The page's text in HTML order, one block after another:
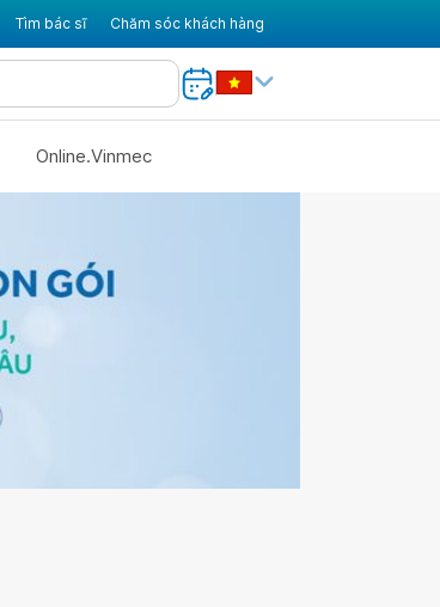
Tìm bác sĩ Chăm sóc khách hàng
Online.Vinmec